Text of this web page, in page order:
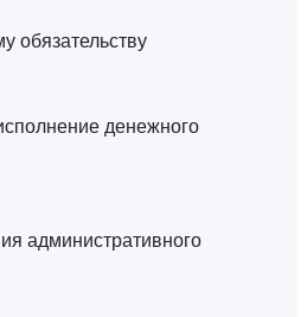
обязательству
денежного
административного